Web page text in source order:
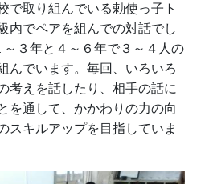
で取り組んでいる勅使っ子ト
内でペアを組んでの対話でし
３年と４～６年で３～４人の
んでいます。毎回、いろいろ
考えを話したり、相手の話に
を通して、かかわりの力の向
スキルアップを目指していま